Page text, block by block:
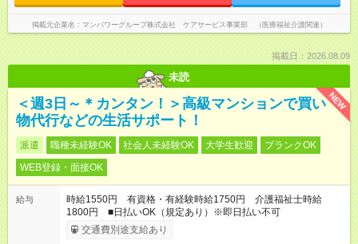
掲載元企業名 マンパワーグループ株式会社 ケアサービス事業部 （医療福祉介護関連）
掲載日：2026.08.09
未読
NEW
＜週3日～＊カンタン！＞高級マンションで買い
物代行などの生活サポート！
派遣 職種未経験OK 社会人未経験OK 大学生歓迎
ブランクOK
WEB登録・面接OK
給与
時給1550円 有資格・有経験時給1750円 介護福祉士時給
1800円 ■日払いOK（規定あり）※即日払い不可
交通費別途支給あり